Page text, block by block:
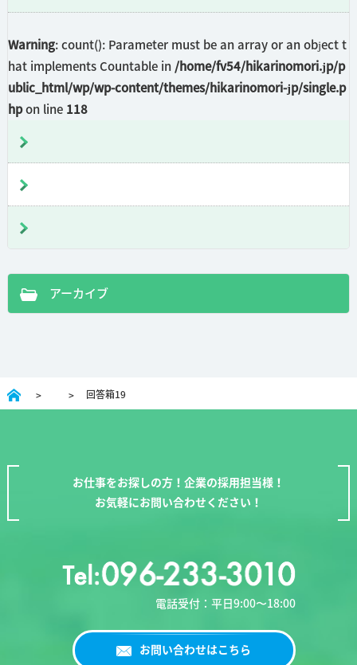
Warning: count(): Parameter must be an array or an object t
hat implements Countable in /home/fv54/hikarinomori.jp/p
ublic_html/wp/wp-content/themes/hikarinomori-jp/single.p
hpon line 118
アーカイブ
回答箱19
お仕事をお探しの方！企業の採用担当様！
お気軽にお問い合わせください！
電話受付：平日9:00〜18:00
お問い合わせはこちら